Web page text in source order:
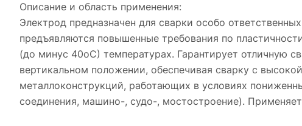
Описание и область применения:
Электрод предназначен для сварки особо
предъявляются повышенные требования по
(до минус 40оС) температурах. Гарантирует отличную
вертикальном положении, обеспечивая сварку с
металлоконструкций, работающих в условиях
соединения, машино-, судо-, мостостроение).